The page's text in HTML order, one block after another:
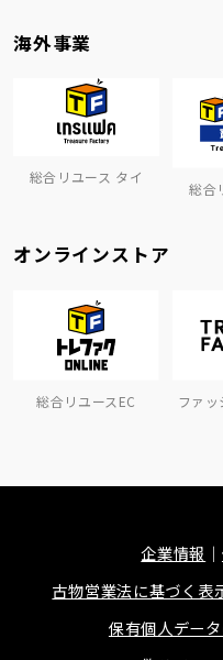
海外事業
総合リユース タイ
総合
オンラインストア
総合リユースEC
ファッ
企業情報
古物営業法に基づく表
保有個人デー